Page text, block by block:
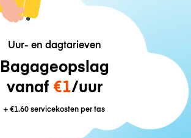
Uur- en dagtarieven
Bagageopslag
vanaf €1/uur
+€1.60servicekosten per tas